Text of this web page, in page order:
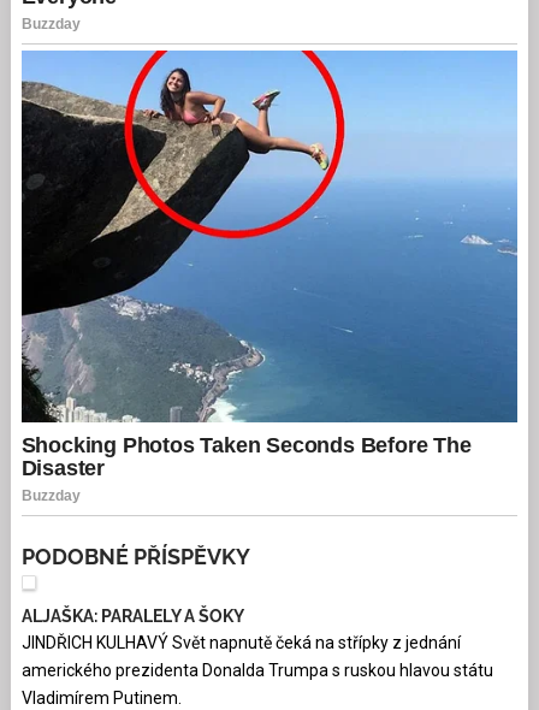
PODOBNÉ PŘÍSPĚVKY
ALJAŠKA: PARALELY A ŠOKY
JINDŘICH KULHAVÝ Svět napnutě čeká na střípky z jednání
amerického prezidenta Donalda Trumpa s ruskou hlavou státu
Vladimírem Putinem.